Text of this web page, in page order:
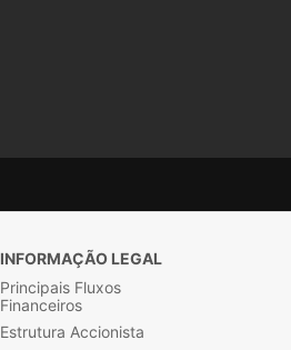
INFORMAÇÃO LEGAL
Principais Fluxos
Financeiros
Estrutura Accionista